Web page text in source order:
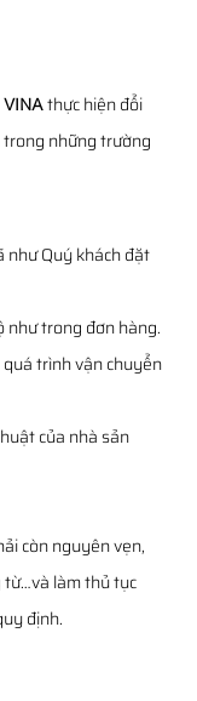
VINAthực hiện đổi
những trường
như Quý khách đặt
như trong đơn hàng.
trình vận chuyển
của nhà sản
còn nguyên vẹn,
từ…và làm thủ tục
định.